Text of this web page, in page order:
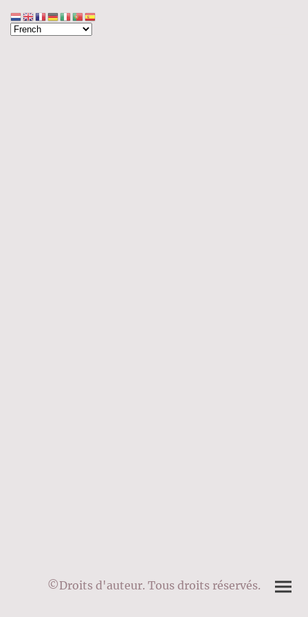
©Droits d'auteur. Tous droits réservés.